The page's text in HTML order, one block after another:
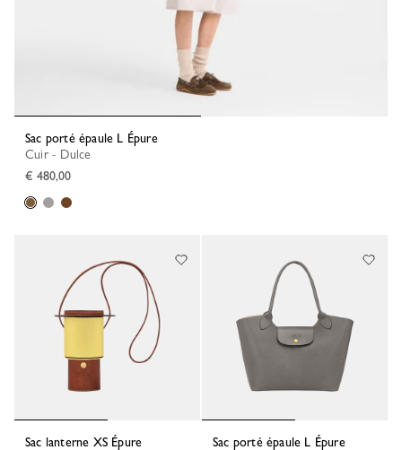
Sac porté épaule L Épure
Cuir - Dulce
€ 480,00
Sac lanterne XS Épure
Sac porté épaule L Épure